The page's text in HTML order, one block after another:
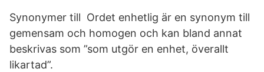
Synonymer till Ordet enhetlig är en synonym till
gemensam och homogen och kan bland annat
beskrivas som ”som utgör en enhet, överallt
likartad”.